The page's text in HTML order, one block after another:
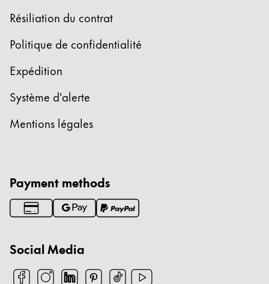
Résiliation du contrat
Politique de confidentialité
Expédition
Système d'alerte
Mentions légales
Payment methods
Social Media